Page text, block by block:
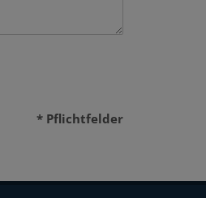
* Pflichtfelder